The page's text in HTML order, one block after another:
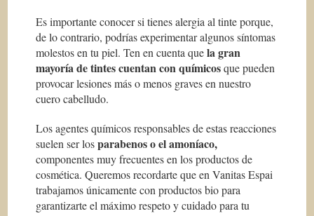
Es importante conocer si tienes alergia al tinte porque,
de lo contrario, podrías experimentar algunos síntomas
molestos en tu piel. Ten en cuenta quela gran
mayoría de tintes cuentan con químicosque pueden
provocar lesiones más o menos graves en nuestro
cuero cabelludo.
Los agentes químicos responsables de estas reacciones
suelen ser losparabenos o el amoníaco,
componentes muy frecuentes en los productos de
cosmética. Queremos recordarte que en Vanitas Espai
trabajamos únicamente con productos bio para
garantizarte el máximo respeto y cuidado para tu